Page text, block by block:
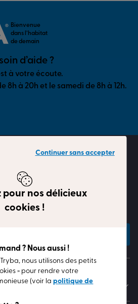
Bienvenue
dans l’habitat
de demain
d’aide ?
à votre écoute.
8h à 20h et le samedi de 8h à 12h.
sociaux
Continuer sans accepter
pour nos délicieux
cookies !
? Nous aussi !
nous utilisons des petits
» pour rendre votre
(voir lapolitique de